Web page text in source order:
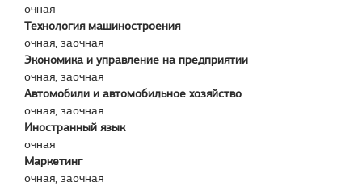
очная
Технология машиностроения
очная, заочная
Экономика и управление на предприятии
очная, заочная
Автомобили и автомобильное хозяйство
очная, заочная
Иностранный язык
очная
Маркетинг
очная, заочная